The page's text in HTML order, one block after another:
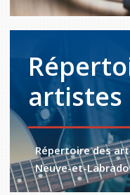
artistes
Répertoire des
Neuve-et-